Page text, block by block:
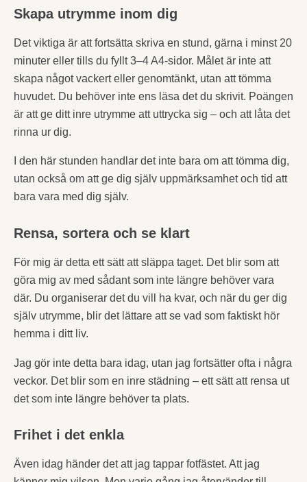
Skapa utrymme inom dig
Det viktiga är att fortsätta skriva en stund, gärna i minst 20
minuter eller tills du fyllt 3–4 A4-sidor. Målet är inte att
skapa något vackert eller genomtänkt, utan att tömma
huvudet. Du behöver inte ens läsa det du skrivit. Poängen
är att ge ditt inre utrymme att uttrycka sig – och att låta det
rinna ur dig.
I den här stunden handlar det inte bara om att tömma dig,
utan också om att ge dig själv uppmärksamhet och tid att
bara vara med dig själv.
Rensa, sortera och se klart
För mig är detta ett sätt att släppa taget. Det blir som att
göra mig av med sådant som inte längre behöver vara
där. Du organiserar det du vill ha kvar, och när du ger dig
själv utrymme, blir det lättare att se vad som faktiskt hör
hemma i ditt liv.
Jag gör inte detta bara idag, utan jag fortsätter ofta i några
veckor. Det blir som en inre städning – ett sätt att rensa ut
det som inte längre behöver ta plats.
Frihet i det enkla
Även idag händer det att jag tappar fotfästet. Att jag